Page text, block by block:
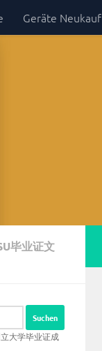
Geräte Neukauf
毕业证文
大学毕业证成